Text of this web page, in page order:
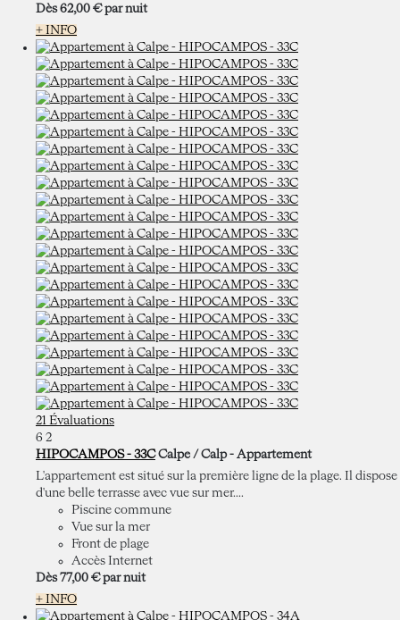
Dès 62,00 € par nuit
+ INFO
21 Évaluations
6 2
HIPOCAMPOS - 33C Calpe / Calp - Appartement
L'appartement est situé sur la première ligne de la plage. Il dispose
d'une belle terrasse avec vue sur mer....
Piscine commune
Vue sur la mer
Front de plage
Accès Internet
Dès 77,00 € par nuit
+ INFO